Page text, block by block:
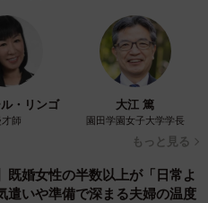
・リンゴ
才師
大江 篤
園田学園女子大学学長
もっと見る
既婚女性の半数以上が「日常よ
いや準備で深まる夫婦の温度